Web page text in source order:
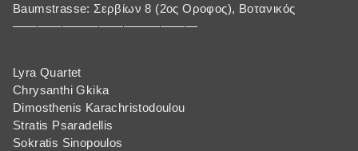
Baumstrasse: Σερβίων 8 (2ος Οροφος), Βοτανικός
———————————————
Lyra Quartet
Chrysanthi Gkika
Dimosthenis Karachristodoulou
Stratis Psaradellis
Sokratis Sinopoulos